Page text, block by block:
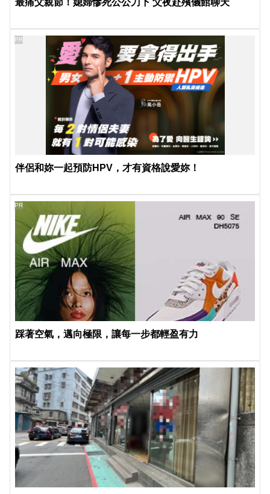
伴侶和妳一起預防HPV，才有資格說愛妳！
PR
踩著空氣，邁向極限，讓每一步都輕盈有力
PR